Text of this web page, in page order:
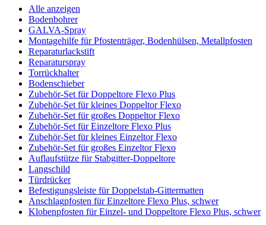
Alle anzeigen
Bodenbohrer
GALVA-Spray
Montagehilfe für Pfostenträger, Bodenhülsen, Metallpfosten
Reparaturlackstift
Reparaturspray
Torrückhalter
Bodenschieber
Zubehör-Set für Doppeltore Flexo Plus
Zubehör-Set für kleines Doppeltor Flexo
Zubehör-Set für großes Doppeltor Flexo
Zubehör-Set für Einzeltore Flexo Plus
Zubehör-Set für kleines Einzeltor Flexo
Zubehör-Set für großes Einzeltor Flexo
Auflaufstütze für Stabgitter-Doppeltore
Langschild
Türdrücker
Befestigungsleiste für Doppelstab-Gittermatten
Anschlagpfosten für Einzeltore Flexo Plus, schwer
Klobenpfosten für Einzel- und Doppeltore Flexo Plus, schwer